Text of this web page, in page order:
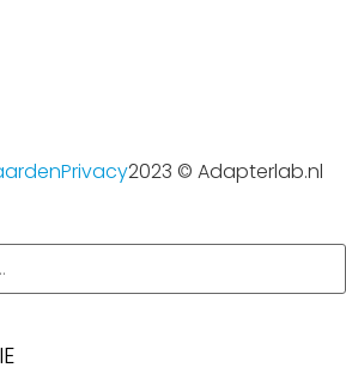
Privacy2023 © Adapterlab.nl